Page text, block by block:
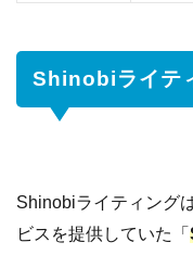
5 Shinobi
ライテ
て
Shinobiライテ
Shinobiライティング
ビスを提供していた「